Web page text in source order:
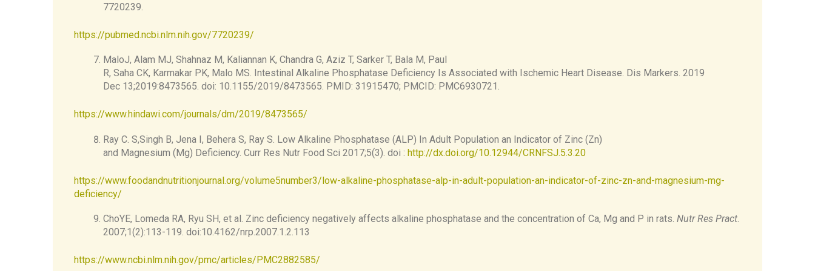
phosphate sodium is rapidly dephosphorylated to free riboflavin in the intestinal mucosa then metabolised using normal metabolic pathways.
7720239.
https://pubmed.ncbi.nlm.nih.gov/7720239/
MaloJ, Alam MJ, Shahnaz M, Kaliannan K, Chandra G, Aziz T, Sarker T, Bala M, Paul
R, Saha CK, Karmakar PK, Malo MS. Intestinal Alkaline Phosphatase Deficiency Is Associated with Ischemic Heart Disease. Dis Markers. 2019
Dec 13;2019:8473565. doi: 10.1155/2019/8473565. PMID: 31915470; PMCID: PMC6930721.
https://www.hindawi.com/journals/dm/2019/8473565/
Ray C. S,Singh B, Jena I, Behera S, Ray S. Low Alkaline Phosphatase (ALP) In Adult Population an Indicator of Zinc (Zn)
and Magnesium (Mg) Deficiency. Curr Res Nutr Food Sci 2017;5(3). doi : http://dx.doi.org/10.12944/CRNFSJ.5.3.20
https://www.foodandnutritionjournal.org/volume5number3/low-alkaline-phosphatase-alp-in-adult-population-an-indicator-of-zinc-zn-and-magnesium-mg-
deficiency/
ChoYE, Lomeda RA, Ryu SH, et al. Zinc deficiency negatively affects alkaline phosphatase and the concentration of Ca, Mg and P in rats. Nutr Res Pract.
2007;1(2):113-119. doi:10.4162/nrp.2007.1.2.113
https://www.ncbi.nlm.nih.gov/pmc/articles/PMC2882585/